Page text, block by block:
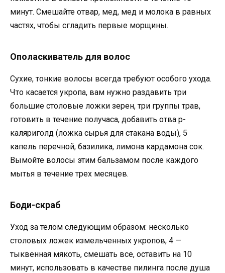
минут. Смешайте отвар, мед, мед и молока в равных
частях, чтобы сгладить первые морщины.
Ополаскиватель для волос
Сухие, тонкие волосы всегда требуют особого ухода.
Что касается укропа, вам нужно раздавить три
большие столовые ложки зерен, три группы трав,
готовить в течение получаса, добавить отва р-
каляриголд (ложка сырья для стакана воды), 5
капель перечной, базилика, лимона кардамона сок.
Вымойте волосы этим бальзамом после каждого
мытья в течение трех месяцев.
Боди-скраб
Уход за телом следующим образом: несколько
столовых ложек измельченных укропов, 4 —
тыквенная мякоть, смешать все, оставить на 10
минут, использовать в качестве пилинга после душа